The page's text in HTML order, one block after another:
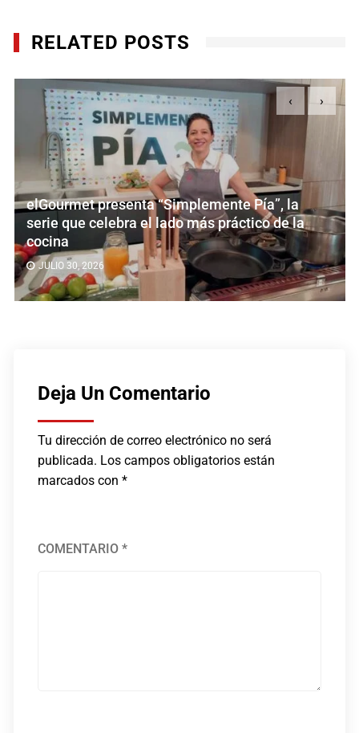
RELATED POSTS
elGourmet presenta “Simplemente Pía”, la
serie que celebra el lado más práctico de la
cocina
JULIO 30, 2026
‹ ›
Deja Un Comentario
Tu dirección de correo electrónico no será
publicada. Los campos obligatorios están
marcados con*
COMENTARIO*